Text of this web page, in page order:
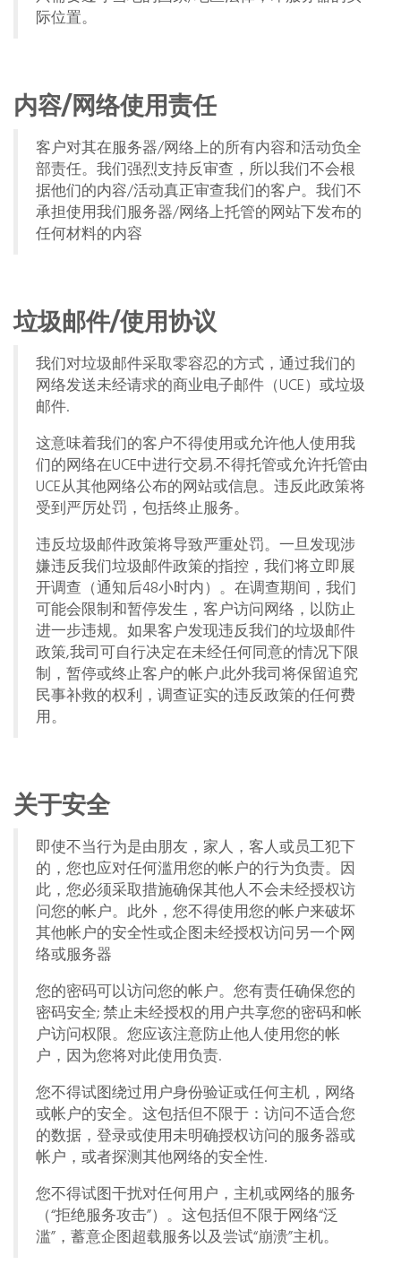
际位置。
内容/网络使用责任
客户对其在服务器/网络上的所有内容和活动负全
部责任。我们强烈支持反审查，所以我们不会根
据他们的内容/活动真正审查我们的客户。我们不
承担使用我们服务器/网络上托管的网站下发布的
任何材料的内容
垃圾邮件/使用协议
我们对垃圾邮件采取零容忍的方式，通过我们的
网络发送未经请求的商业电子邮件（UCE）或垃圾
邮件.
这意味着我们的客户不得使用或允许他人使用我
们的网络在UCE中进行交易.不得托管或允许托管由
UCE从其他网络公布的网站或信息。违反此政策将
受到严厉处罚，包括终止服务。
违反垃圾邮件政策将导致严重处罚。一旦发现涉
嫌违反我们垃圾邮件政策的指控，我们将立即展
开调查（通知后48小时内）。在调查期间，我们
可能会限制和暂停发生，客户访问网络，以防止
进一步违规。如果客户发现违反我们的垃圾邮件
政策,我司可自行决定在未经任何同意的情况下限
制，暂停或终止客户的帐户.此外我司将保留追究
民事补救的权利，调查证实的违反政策的任何费
用。
关于安全
即使不当行为是由朋友，家人，客人或员工犯下
的，您也应对任何滥用您的帐户的行为负责。因
此，您必须采取措施确保其他人不会未经授权访
问您的帐户。此外，您不得使用您的帐户来破坏
其他帐户的安全性或企图未经授权访问另一个网
络或服务器
您的密码可以访问您的帐户。您有责任确保您的
密码安全; 禁止未经授权的用户共享您的密码和帐
户访问权限。您应该注意防止他人使用您的帐
户，因为您将对此使用负责.
您不得试图绕过用户身份验证或任何主机，网络
或帐户的安全。这包括但不限于：访问不适合您
的数据，登录或使用未明确授权访问的服务器或
帐户，或者探测其他网络的安全性.
您不得试图干扰对任何用户，主机或网络的服务
（“拒绝服务攻击”）。这包括但不限于网络“泛
滥”，蓄意企图超载服务以及尝试“崩溃”主机。